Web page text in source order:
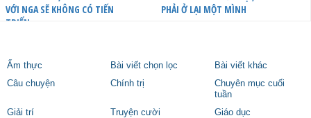
VỚI NGA SẼ KHÔNG CÓ TIẾN
TRIỂN
PHẢI Ở LẠI MỘT MÌNH
Ẩm thực Bài viết chọn lọc
Bài viết khác
Câu chuyện
Chính trị
Chuyên mục cuối
tuần
Giải trí
Truyện cười
Giáo dục